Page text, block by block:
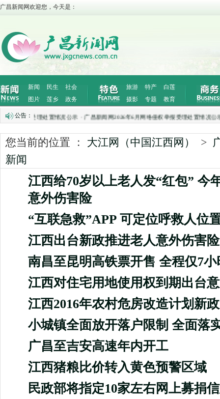
广昌新闻网欢迎您，今天是：
新闻 民生
社会
图片
莲乡 政务
旅游 特产
白莲
摄影
专题 教育
公告：
权举报受理处置情况公示·广昌新闻网2026年6月网络侵权举报受理处置情况公示·
您当前的位置 ： 大江网（中国江西网） >
新闻
江西给70岁以上老人发“红包” 今
意外伤害险
“互联急救”APP 可定位呼救人位
江西出台新政推进老人意外伤害险
南昌至昆明高铁票开售 全程仅7小
江西对住宅用地使用权到期出台
江西2016年农村危房改造计划新政
小城镇全面放开落户限制 全面落
广昌至吉安高速年内开工
江西猪粮比价转入黄色预警区域
民政部将指定10家左右网上募捐